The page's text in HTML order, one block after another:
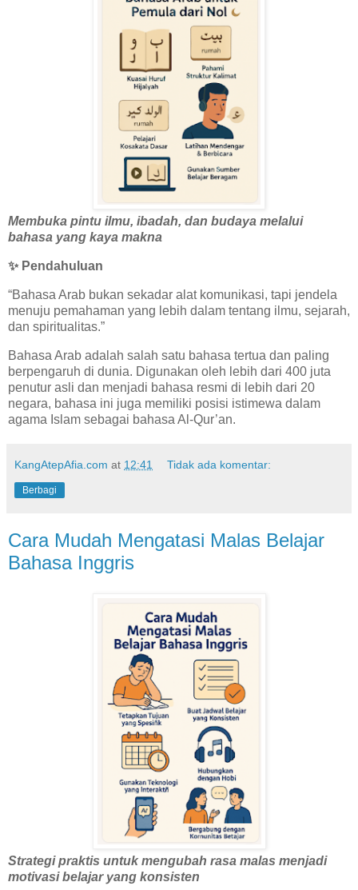
Membuka pintu ilmu, ibadah, dan budaya melalui
bahasa yang kaya makna
✨Pendahuluan
“Bahasa Arab bukan sekadar alat komunikasi, tapi jendela
menuju pemahaman yang lebih dalam tentang ilmu, sejarah,
dan spiritualitas.”
Bahasa Arab adalah salah satu bahasa tertua dan paling
berpengaruh di dunia. Digunakan oleh lebih dari 400 juta
penutur asli dan menjadi bahasa resmi di lebih dari 20
negara, bahasa ini juga memiliki posisi istimewa dalam
agama Islam sebagai bahasa Al-Qur’an.
KangAtepAfia.com at 12:41 Tidak ada komentar:
Berbagi
Cara Mudah Mengatasi Malas Belajar
Bahasa Inggris
Strategi praktis untuk mengubah rasa malas menjadi
motivasi belajar yang konsisten